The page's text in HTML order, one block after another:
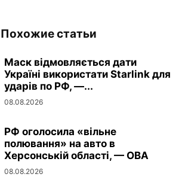
Похожие статьи
Маск відмовляється дати
Україні використати Starlink для
ударів по РФ, —...
08.08.2026
РФ оголосила «вільне
полювання» на авто в
Херсонській області, — ОВА
08.08.2026